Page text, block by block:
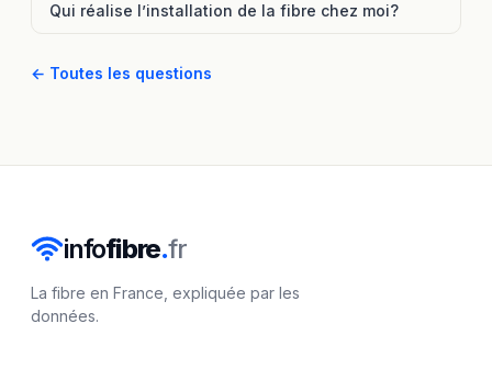
Qui réalise l’installation de la fibre chez moi?
← Toutes les questions
infofibre.fr
La fibre en France, expliquée par les
données.